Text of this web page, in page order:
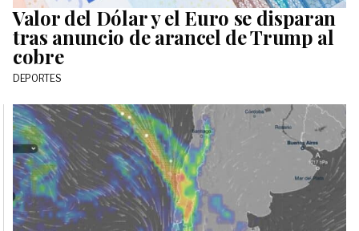
Valor del Dólar y el Euro se disparan
tras anuncio de arancel de Trump al
cobre
DEPORTES